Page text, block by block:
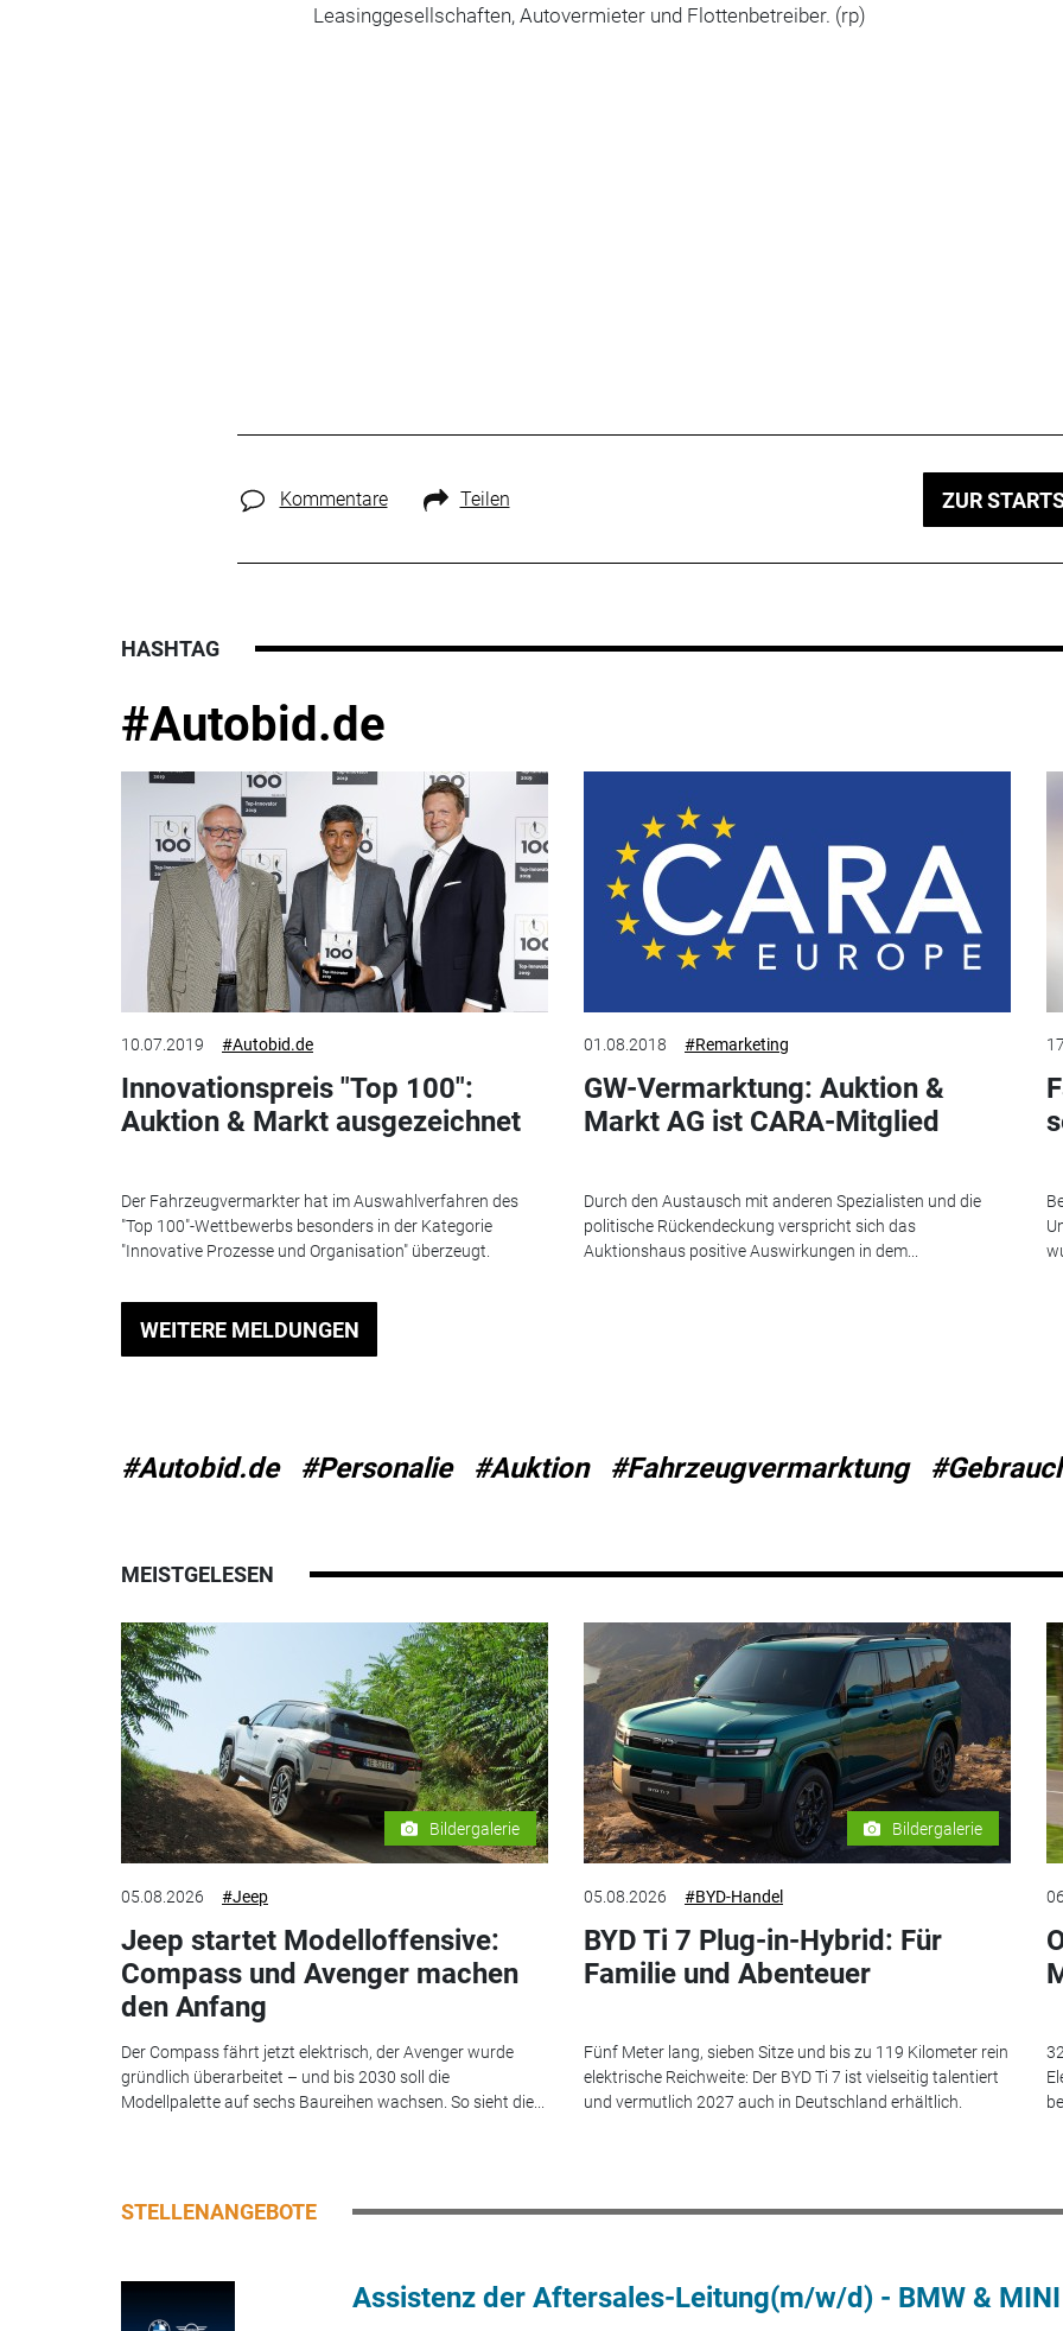
Leasinggesellschaften, Autovermieter und Flottenbetreiber. (rp)
Kommentare Teilen ZUR
HASHTAG
#Autobid.de
10.07.2019 #Autobid.de
Innovationspreis "Top 100":
Auktion & Markt ausgezeichnet
Der Fahrzeugvermarkter hat im Auswahlverfahren des
"Top 100"-Wettbewerbs besonders in der Kategorie
"Innovative Prozesse und Organisation" überzeugt.
01.08.2018 #Remarketing
GW-Vermarktung: Auktion &
Markt AG ist CARA-Mitglied
Durch den Austausch mit anderen Spezialisten und die
politische Rückendeckung verspricht sich das
Auktionshaus positive Auswirkungen in dem...
WEITERE MELDUNGEN
#Autobid.de #Personalie #Auktion #Fahrzeugvermarktung
MEISTGELESEN
Bildergalerie
05.08.2026 #Jeep
Jeep startet Modelloffensive:
Compass und Avenger machen
den Anfang
Der Compass fährt jetzt elektrisch, der Avenger wurde
gründlich überarbeitet – und bis 2030 soll die
Modellpalette auf sechs Baureihen wachsen. So sieht die...
Bildergalerie
05.08.2026 #BYD-Handel
BYD Ti 7 Plug-in-Hybrid: Für
Familie und Abenteuer
Fünf Meter lang, sieben Sitze und bis zu 119 Kilometer rein
elektrische Reichweite: Der BYD Ti 7 ist vielseitig talentiert
und vermutlich 2027 auch in Deutschland erhältlich.
STELLENANGEBOTE
Assistenz der Aftersales-Leitung(m/w/d) - BMW & MINI